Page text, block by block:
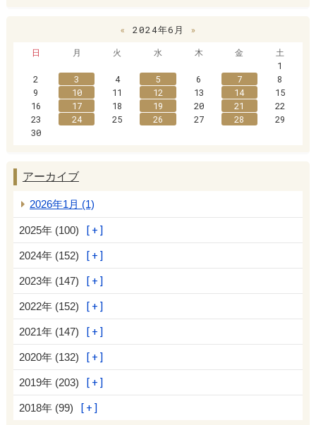
« 2024年6月
»
日
月 火 水 木 金
土
1
2
3 4 5 6 7
8
9
10 11 12 13 14
15
16
17 18 19 20 21
22
23
24 25 26 27 28
29
30
アーカイブ
2026年1月 (1)
2025年 (100)
2024年 (152)
2023年 (147)
2022年 (152)
2021年 (147)
2020年 (132)
2019年 (203)
2018年 (99)